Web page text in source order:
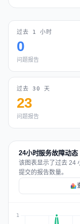
过去 1 小时
0
问题报告
过去 30 天
23
问题报告
24小时服务故障动
该图表显示了过去 24
提交的报告数量。